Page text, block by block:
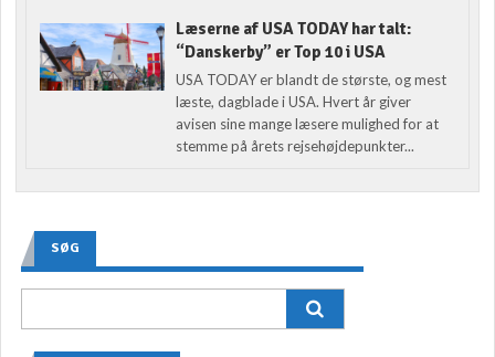
Læserne af USA TODAY har talt:
“Danskerby” er Top 10 i USA
USA TODAY er blandt de største, og mest
læste, dagblade i USA. Hvert år giver
avisen sine mange læsere mulighed for at
stemme på årets rejsehøjdepunkter...
SØG